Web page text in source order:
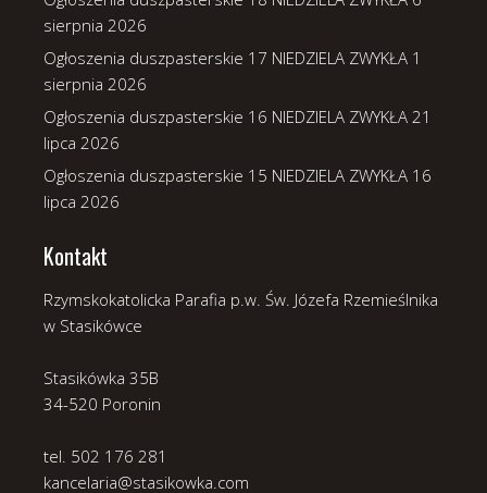
sierpnia 2026
Ogłoszenia duszpasterskie 17 NIEDZIELA ZWYKŁA 1
sierpnia 2026
Ogłoszenia duszpasterskie 16 NIEDZIELA ZWYKŁA 21
lipca 2026
Ogłoszenia duszpasterskie 15 NIEDZIELA ZWYKŁA 16
lipca 2026
Kontakt
Rzymskokatolicka Parafia p.w. Św. Józefa Rzemieślnika
w Stasikówce
Stasikówka 35B
34-520 Poronin
tel. 502 176 281
kancelaria@stasikowka.com